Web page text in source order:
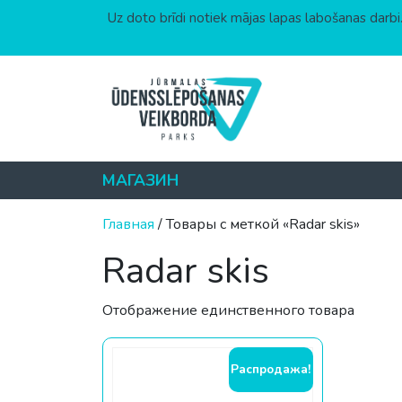
Uz doto brīdi notiek mājas lapas labošanas
МАГАЗИН
Главная/ Товары с меткой «Radar skis»
Radar skis
Отображение единственного товара
Распродажа!